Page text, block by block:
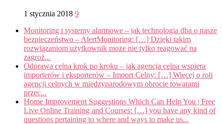
1 stycznia 2018 9
Monitoring i systemy alarmowe – jak technologia dba o nasze
bezpieczeństwo – AlertMonitoring: […] Dzięki takim
rozwiązaniom użytkownik może nie tylko reagować na
zagroż...
Odprawa celna krok po kroku – jak agencja celna wspiera
importerów i eksporterów – Import Celny: […] Więcej o roli
agencji celnych w międzynarodowym obrocie towarami
przec...
Home Improvement Suggestions Which Can Help You | Free
Live Online Training and Courses: […] you have any kind of
questions pertaining to where and ways to make us...